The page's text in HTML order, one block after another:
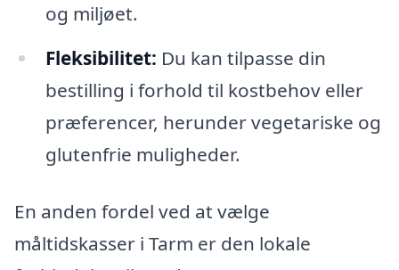
og miljøet.
Fleksibilitet: Du kan tilpasse din
bestilling i forhold til kostbehov eller
præferencer, herunder vegetariske og
glutenfrie muligheder.
En anden fordel ved at vælge
måltidskasser i Tarm er den lokale